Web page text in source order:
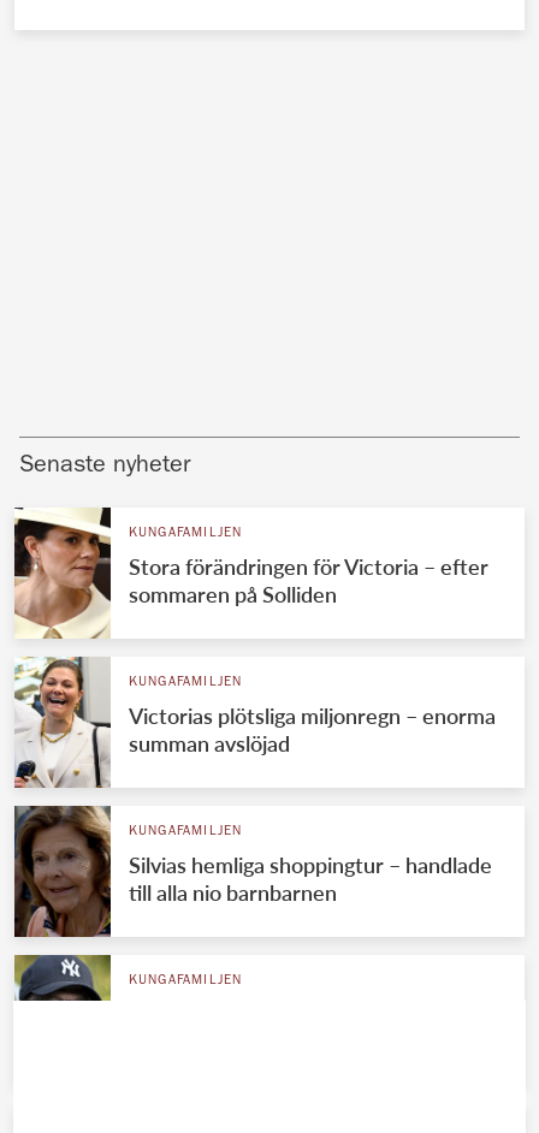
Senaste nyheter
KUNGAFAMILJEN
Stora förändringen för Victoria – efter
sommaren på Solliden
KUNGAFAMILJEN
Victorias plötsliga miljonregn – enorma
summan avslöjad
KUNGAFAMILJEN
Silvias hemliga shoppingtur – handlade
till alla nio barnbarnen
KUNGAFAMILJEN